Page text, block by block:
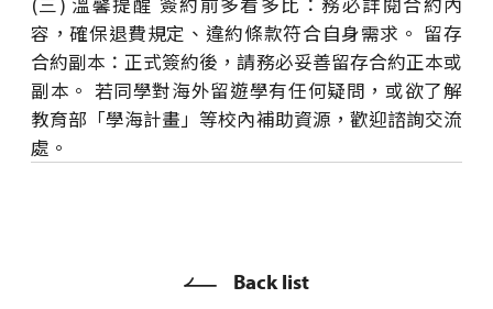
容，確保退費規定、違約條款符合自身需求。 留存
合約副本：正式簽約後，請務必妥善留存合約正本或
副本。 若同學對海外留遊學有任何疑問，或欲了解
教育部「學海計畫」等校內補助資源，歡迎諮詢交流
處。
Back list